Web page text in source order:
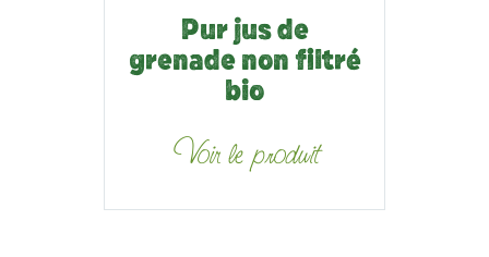
Pur jus de
grenade non filtré
bio
Voir le produit